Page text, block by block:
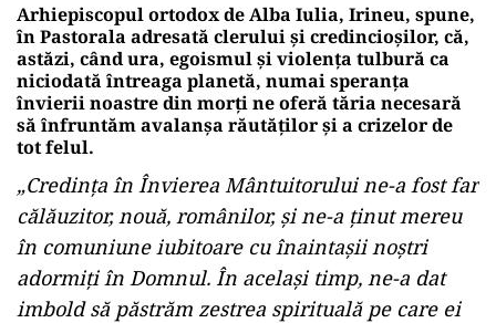
Arhiepiscopul ortodox de Alba Iulia, Irineu, spune,
în Pastorala adresată clerului şi credincioşilor, că,
astăzi, când ura, egoismul şi violenţa tulbură ca
niciodată întreaga planetă, numai speranţa
învierii noastre din morţi ne oferă tăria necesară
să înfruntăm avalanşa răutăţilor şi a crizelor de
tot felul.
„Credinţa în Învierea Mântuitorului ne-a fost far
călăuzitor, nouă, românilor, şi ne-a ţinut mereu
în comuniune iubitoare cu înaintaşii noştri
adormiţi în Domnul. În acelaşi timp, ne-a dat
imbold să păstrăm zestrea spirituală pe care ei